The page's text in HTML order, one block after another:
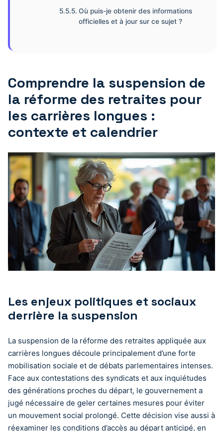
Où puis-je obtenir des informations
officielles et à jour sur ce sujet ?
Comprendre la suspension de
la réforme des retraites pour
les carrières longues :
contexte et calendrier
Les enjeux politiques et sociaux
derrière la suspension
La suspension de la réforme des retraites appliquée aux
carrières longues découle principalement d’une forte
mobilisation sociale et de débats parlementaires intenses.
Face aux contestations des syndicats et aux inquiétudes
des générations proches du départ, le gouvernement a
jugé nécessaire de geler certaines mesures pour éviter
un mouvement social prolongé. Cette décision vise aussi à
réexaminer les conditions d’accès au départ anticipé, en